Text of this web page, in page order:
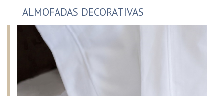
ALMOFADAS DECORATIVAS